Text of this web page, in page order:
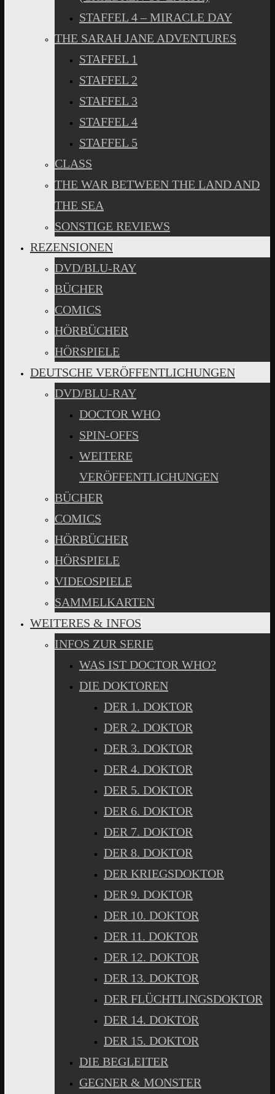
STAFFEL 4 – MIRACLE DAY
THE SARAH JANE ADVENTURES
STAFFEL 1
STAFFEL 2
STAFFEL 3
STAFFEL 4
STAFFEL 5
CLASS
THE WAR BETWEEN THE LAND AND
THE SEA
SONSTIGE REVIEWS
REZENSIONEN
DVD/BLU-RAY
BÜCHER
COMICS
HÖRBÜCHER
HÖRSPIELE
DEUTSCHE VERÖFFENTLICHUNGEN
DVD/BLU-RAY
DOCTOR WHO
SPIN-OFFS
WEITERE
VERÖFFENTLICHUNGEN
BÜCHER
COMICS
HÖRBÜCHER
HÖRSPIELE
VIDEOSPIELE
SAMMELKARTEN
WEITERES & INFOS
INFOS ZUR SERIE
WAS IST DOCTOR WHO?
DIE DOKTOREN
DER 1. DOKTOR
DER 2. DOKTOR
DER 3. DOKTOR
DER 4. DOKTOR
DER 5. DOKTOR
DER 6. DOKTOR
DER 7. DOKTOR
DER 8. DOKTOR
DER KRIEGSDOKTOR
DER 9. DOKTOR
DER 10. DOKTOR
DER 11. DOKTOR
DER 12. DOKTOR
DER 13. DOKTOR
DER FLÜCHTLINGSDOKTOR
DER 14. DOKTOR
DER 15. DOKTOR
DIE BEGLEITER
GEGNER & MONSTER